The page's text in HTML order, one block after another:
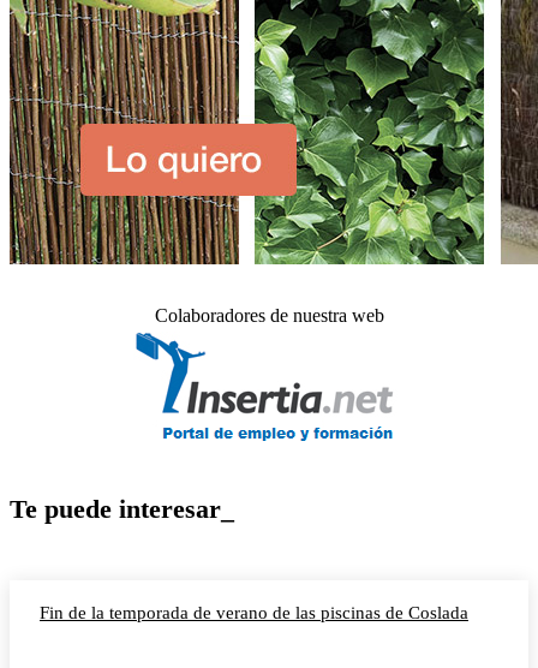
Colaboradores de nuestra web
Te puede interesar_
Fin de la temporada de verano de las piscinas de Coslada